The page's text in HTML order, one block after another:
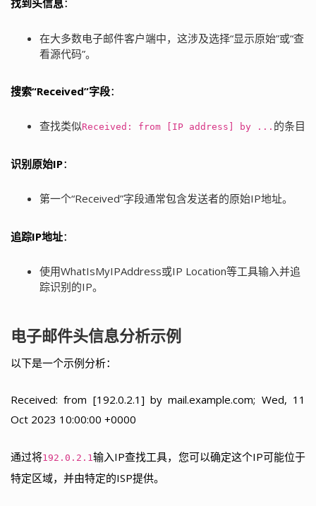
找到头信息：
在大多数电子邮件客户端中，这涉及选择“显示原始”或“查
看源代码”。
搜索“Received”字段：
查找类似Received: from [IP address] by ... 的条目
识别原始IP：
第一个“Received”字段通常包含发送者的原始IP地址。
追踪IP地址：
使用WhatIsMyIPAddress或IP Location等工具输入并追
踪识别的IP。
电子邮件头信息分析示例
以下是一个示例分析：
Received: from [192.0.2.1] by mail.example.com; Wed, 11
Oct 2023 10:00:00 +0000
通过将192.0.2.1输入IP查找工具，您可以确定这个IP可能位于
特定区域，并由特定的ISP提供。